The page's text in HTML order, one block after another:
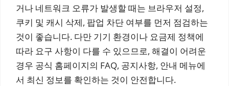
거나 네트워크 오류가 발생할 때는 브라우저 설정,
쿠키 및 캐시 삭제, 팝업 차단 여부를 먼저 점검하는
것이 좋습니다. 다만 기기 환경이나 요금제 정책에
따라 요구 사항이 다를 수 있으므로, 해결이 어려운
경우 공식 홈페이지의 FAQ, 공지사항, 안내 메뉴에
서 최신 정보를 확인하는 것이 안전합니다.